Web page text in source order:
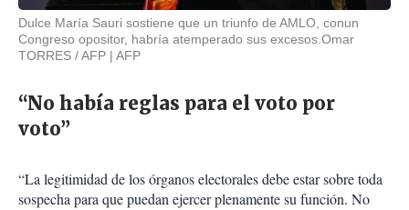
Dulce María Sauri sostiene que un triunfo de AMLO, conun
Congreso opositor, habría atemperado sus excesos.Omar
TORRES / AFP
AFP
“No había reglas para el voto por
voto”
“La legitimidad de los órganos electorales debe estar sobre toda
sospecha para que puedan ejercer plenamente su función. No